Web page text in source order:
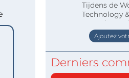
Tijdens de
Technology
staat de
Ajoutez
Derniers